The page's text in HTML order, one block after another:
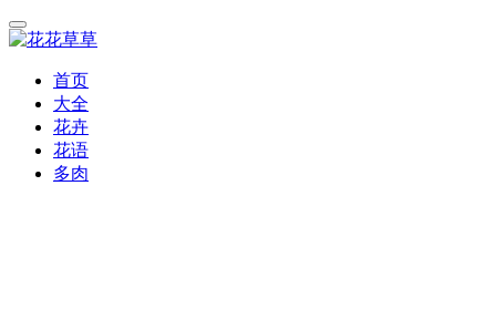
首页
大全
花卉
花语
多肉